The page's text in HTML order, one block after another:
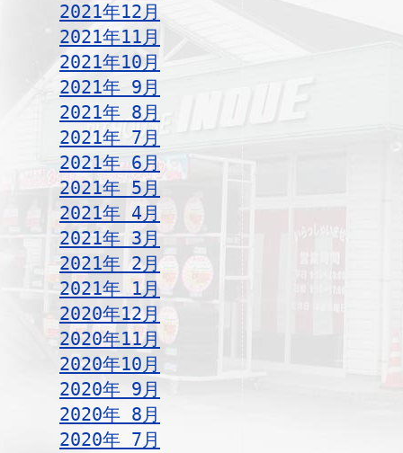
2021年12月
2021年11月
2021年10月
2021年 9月
2021年 8月
2021年 7月
2021年 6月
2021年 5月
2021年 4月
2021年 3月
2021年 2月
2021年 1月
2020年12月
2020年11月
2020年10月
2020年 9月
2020年 8月
2020年 7月